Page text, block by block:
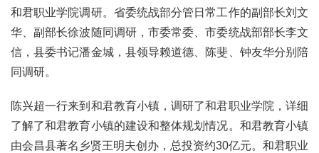
和君职业学院调研。省委统战部分管日常工作的副部长刘文
华、副部长徐波随同调研，市委常委、市委统战部部长李文
信，县委书记潘金城，县领导赖道德、陈斐、钟友华分别陪
同调研。
陈兴超一行来到和君教育小镇，调研了和君职业学院，详细
了解了和君教育小镇的建设和整体规划情况。和君教育小镇
由会昌县著名乡贤王明夫创办，总投资约30亿元。和君职业